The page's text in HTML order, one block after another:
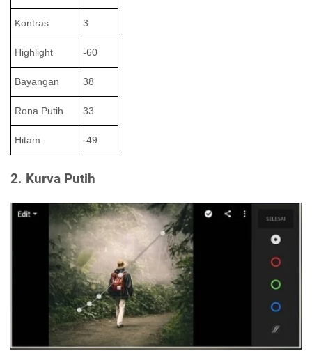
Kontras 3
Highlight -60
Bayangan 38
Rona Putih 33
Hitam -49
2. Kurva Putih